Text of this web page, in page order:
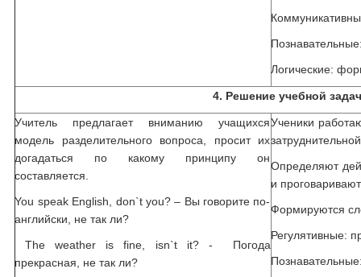
Логические:
4. Решение учебной
Учитель предлагает вниманию учащихся
модель разделительного вопроса, просит их
догадаться по какому принципу он
составляется.
You speak English, don`t you? – Вы говорите по-
английски, не так ли?
The weather is fine, isn`t it? - Погода
прекрасная, не так ли?
Ученики
Определяют
и
Формируются
Регулятивные: